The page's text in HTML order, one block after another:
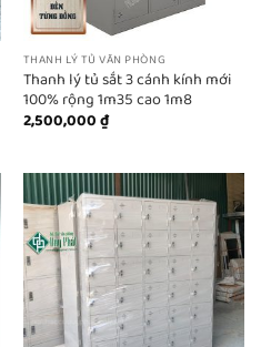
THANH LÝ TỦ VĂN PHÒNG
Thanh lý tủ sắt 3 cánh kính mới
100% rộng 1m35 cao 1m8
2,500,000₫